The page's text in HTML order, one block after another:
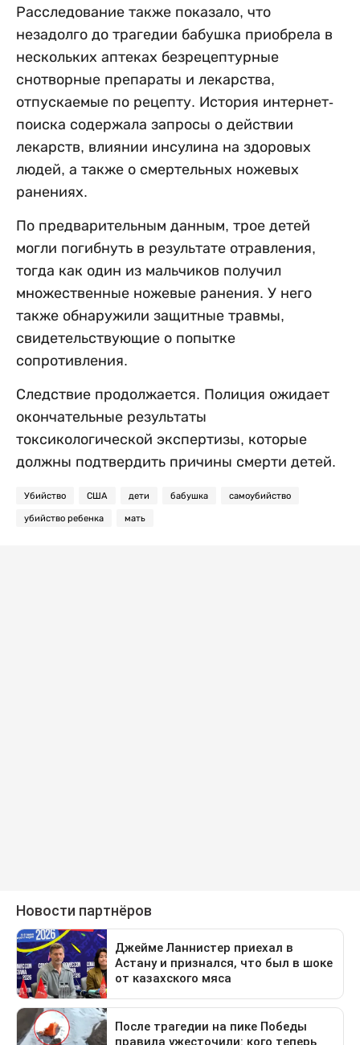
Расследование также показало, что
незадолго до трагедии бабушка приобрела в
нескольких аптеках безрецептурные
снотворные препараты и лекарства,
отпускаемые по рецепту. История интернет-
поиска содержала запросы о действии
лекарств, влиянии инсулина на здоровых
людей, а также о смертельных ножевых
ранениях.
По предварительным данным, трое детей
могли погибнуть в результате отравления,
тогда как один из мальчиков получил
множественные ножевые ранения. У него
также обнаружили защитные травмы,
свидетельствующие о попытке
сопротивления.
Следствие продолжается. Полиция ожидает
окончательные результаты
токсикологической экспертизы, которые
должны подтвердить причины смерти детей.
Убийство США дети бабушка самоубийство
убийство ребенка мать